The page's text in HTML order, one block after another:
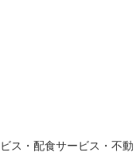
ス・配食サービス・不動